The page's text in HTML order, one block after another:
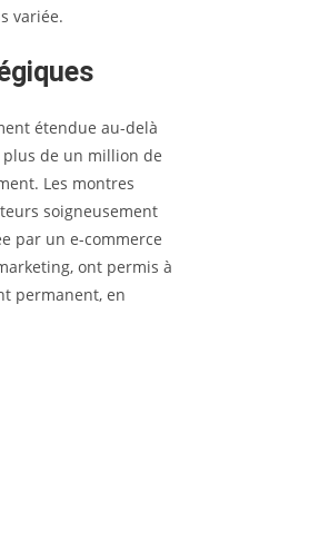
variée.
étendue au-delà
plus de un million de
Les montres
soigneusement
par un e-commerce
ont permis à
permanent, en